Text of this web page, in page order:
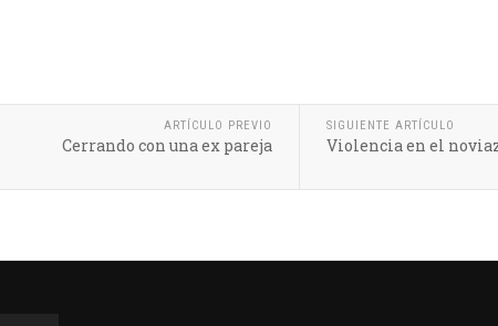
ARTÍCULO PREVIO
Cerrando con una ex pareja
SIGUIENTE ARTÍCULO
Violencia en el